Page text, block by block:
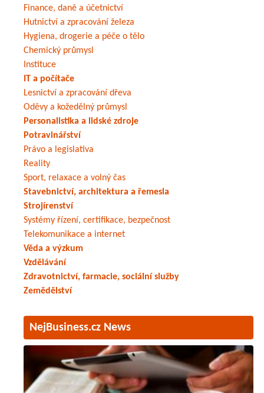
Finance, daně a účetnictví
Hutnictví a zpracování železa
Hygiena, drogerie a péče o tělo
Chemický průmysl
Instituce
IT a počítače
Lesnictví a zpracování dřeva
Oděvy a kožedělný průmysl
Personalistika a lidské zdroje
Potravinářství
Právo a legislativa
Reality
Sport, relaxace a volný čas
Stavebnictví, architektura a řemesla
Strojírenství
Systémy řízení, certifikace, bezpečnost
Telekomunikace a internet
Věda a výzkum
Vzdělávání
Zdravotnictví, farmacie, sociální služby
Zemědělství
NejBusiness.cz News